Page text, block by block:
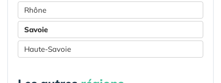
Rhône
Savoie
Haute-Savoie